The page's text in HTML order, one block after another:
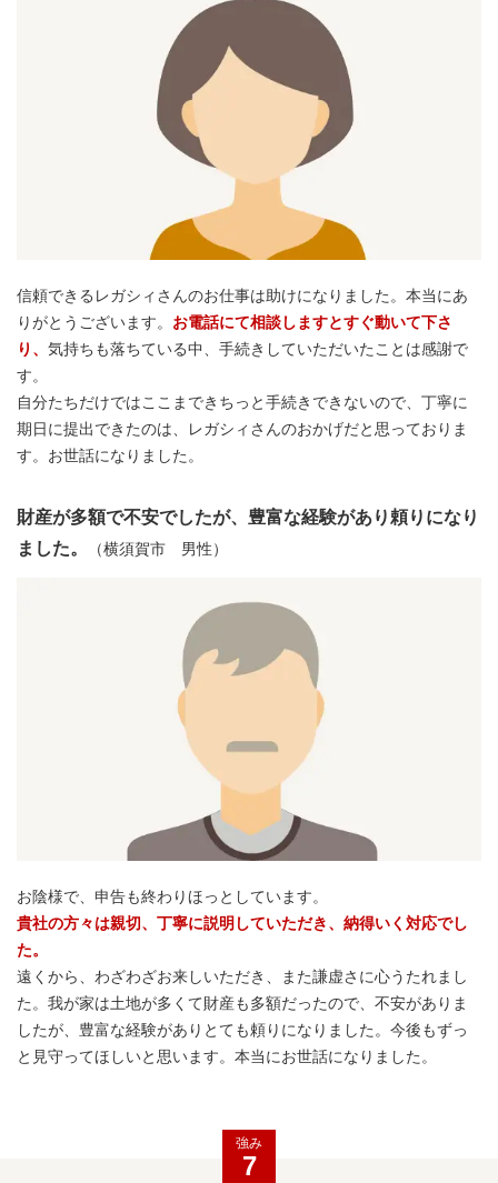
信頼できるレガシィさんのお仕事は助けになりました。本当にあ
りがとうございます。 お電話にて相談しますとすぐ動いて下さ
り、 気持ちも落ちている中、手続きしていただいたことは感謝で
す。
自分たちだけではここまできちっと手続きできないので、丁寧に
期日に提出できたのは、レガシィさんのおかげだと思っておりま
す。お世話になりました。
財産が多額で不安でしたが、豊富な経験があり頼りになり
ました。
（横須賀市 男性）
お陰様で、申告も終わりほっとしています。
貴社の方々は親切、丁寧に説明していただき、納得いく対応でし
た。
遠くから、わざわざお来しいただき、また謙虚さに心うたれまし
た。我が家は土地が多くて財産も多額だったので、不安がありま
したが、豊富な経験がありとても頼りになりました。今後もずっ
と見守ってほしいと思います。本当にお世話になりました。
強み
7